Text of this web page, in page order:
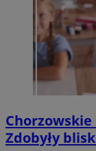
Zdobyły